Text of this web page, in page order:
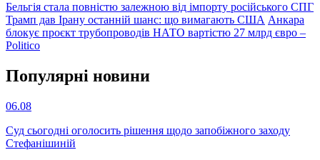
Бельгія стала повністю залежною від імпорту російського СПГ
Трамп дав Ірану останній шанс: що вимагають США Анкара
блокує проєкт трубопроводів НАТО вартістю 27 млрд євро –
Politico
Популярнi новини
06.08
Суд сьогодні оголосить рішення щодо запобіжного заходу
Стефанішиній